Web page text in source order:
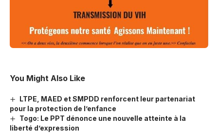
You Might Also Like
LTPE, MAED et SMPDD renforcent leur partenariat
pour la protection de l’enfance
Togo: Le PPT dénonce une nouvelle atteinte à la
liberté d’expression